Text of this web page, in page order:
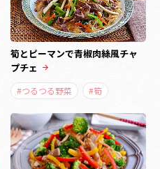
筍とピーマンで青椒肉絲風チャ
プチェ
#つるつる野菜 #筍